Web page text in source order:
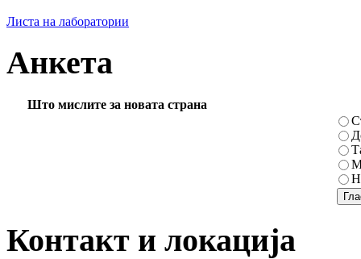
Листа на лаборатории
Анкета
Што мислите за новата страна
Контакт и локација